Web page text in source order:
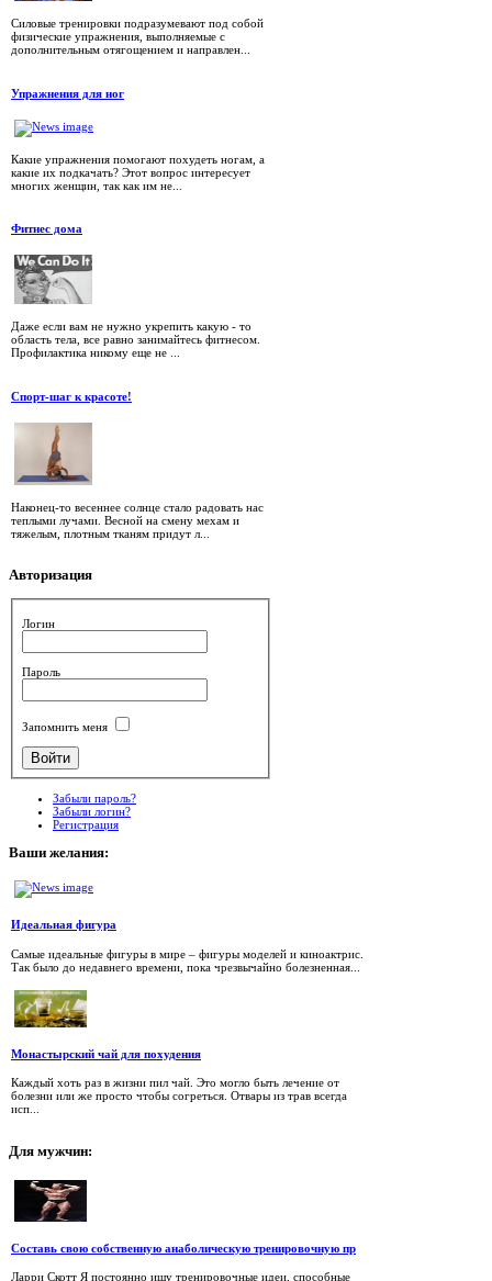
Силовые тренировки подразумевают под собой
физические упражнения, выполняемые с
дополнительным отягощением и направлен...
Упражнения для ног
Какие упражнения помогают похудеть ногам, а
какие их подкачать? Этот вопрос интересует
многих женщин, так как им не...
Фитнес дома
Даже если вам не нужно укрепить какую - то
область тела, все равно занимайтесь фитнесом.
Профилактика никому еще не ...
Спорт-шаг к красоте!
Наконец-то весеннее солнце стало радовать нас
теплыми лучами. Весной на смену мехам и
тяжелым, плотным тканям придут л...
Авторизация
Логин
Пароль
Запомнить меня
Забыли пароль?
Забыли логин?
Регистрация
Ваши желания:
Идеальная фигура
Самые идеальные фигуры в мире – фигуры моделей и киноактрис.
Так было до недавнего времени, пока чрезвычайно болезненная...
Монастырский чай для похудения
Каждый хоть раз в жизни пил чай. Это могло быть лечение от
болезни или же просто чтобы согреться. Отвары из трав всегда
исп...
Для мужчин:
Составь свою собственную анаболическую тренировочную пр
Ларри Скотт Я постоянно ищу тренировочные идеи, способные